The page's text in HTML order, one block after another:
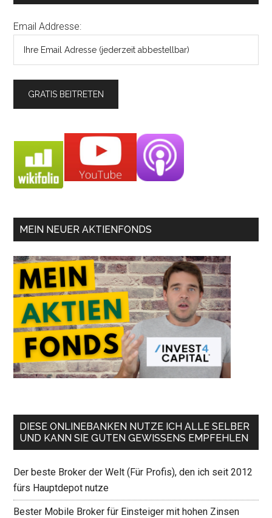
Email Addresse:
MEIN NEUER AKTIENFONDS
DIESE ONLINEBANKEN NUTZE ICH ALLE SELBER
UND KANN SIE GUTEN GEWISSENS EMPFEHLEN
Der beste Broker der Welt (Für Profis), den ich seit 2012
fürs Hauptdepot nutze
Bester Mobile Broker für Einsteiger mit hohen Zinsen